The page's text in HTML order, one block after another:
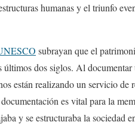
humanas y el triunfo
subrayan que el
dos siglos. Al documentar
están realizando un servicio
es vital para la
y se estructuraba la sociedad